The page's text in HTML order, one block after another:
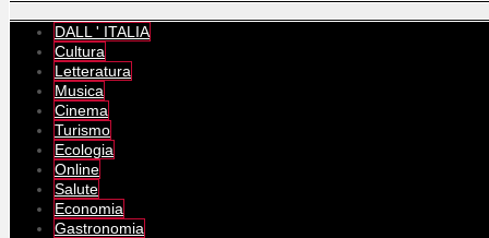
DALL ' ITALIA
Cultura
Letteratura
Musica
Cinema
Turismo
Ecologia
Online
Salute
Economia
Gastronomia